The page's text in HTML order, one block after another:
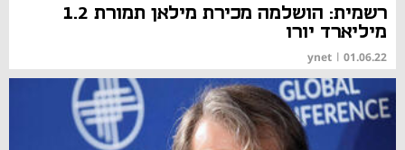
רשמית: הושלמה מכירת מילאן תמורת 1.2
מיליארד יורו
01.06.22
|
ynet